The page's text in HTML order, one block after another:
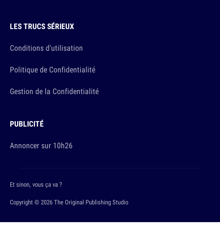
LES TRUCS SÉRIEUX
Conditions d'utilisation
Politique de Confidentialité
Gestion de la Confidentialité
PUBLICITÉ
Annoncer sur 10h26
Copyright © 2026 The Original Publishing Studio
Et sinon, vous ça va ?